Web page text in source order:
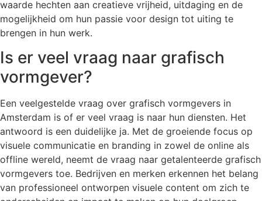
waarde hechten aan creatieve vrijheid, uitdaging en de
mogelijkheid om hun passie voor design tot uiting te
brengen in hun werk.
Is er veel vraag naar grafisch
vormgever?
Een veelgestelde vraag over grafisch vormgevers in
Amsterdam is of er veel vraag is naar hun diensten. Het
antwoord is een duidelijke ja. Met de groeiende focus op
visuele communicatie en branding in zowel de online als
offline wereld, neemt de vraag naar getalenteerde grafisch
vormgevers toe. Bedrijven en merken erkennen het belang
van professioneel ontworpen visuele content om zich te